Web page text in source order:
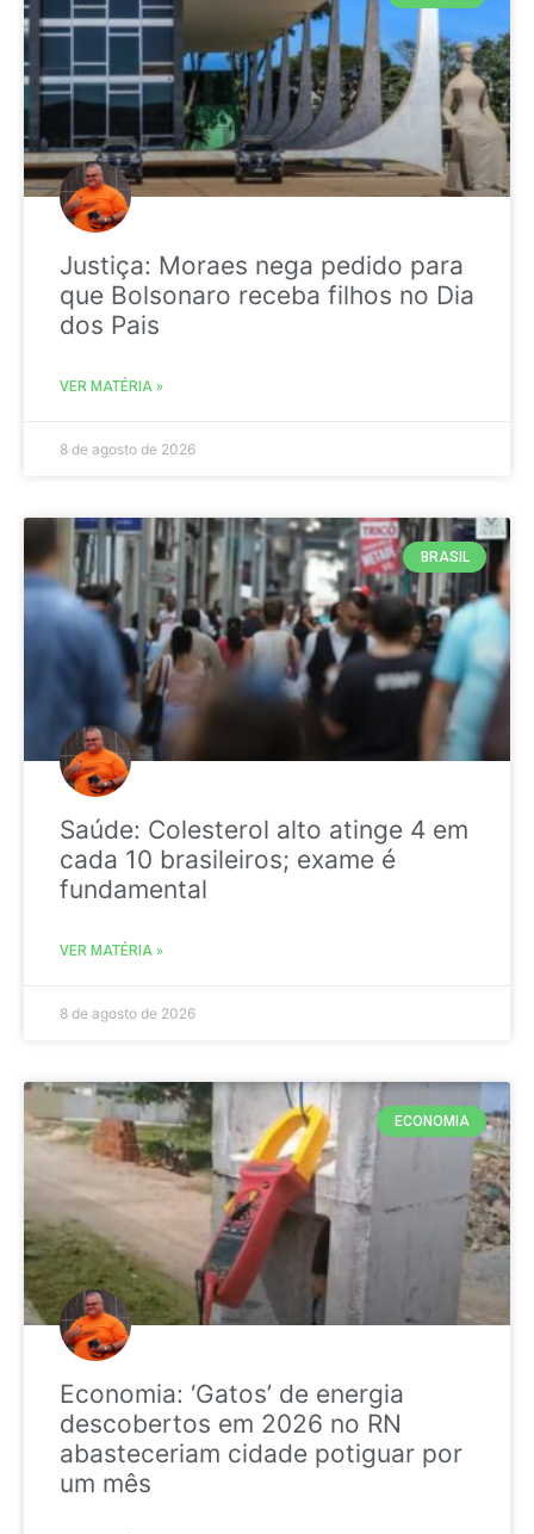
Justiça: Moraes nega pedido para
que Bolsonaro receba filhos no Dia
dos Pais
VER MATÉRIA »
8 de agosto de 2026
BRASIL
Saúde: Colesterol alto atinge 4 em
cada 10 brasileiros; exame é
fundamental
VER MATÉRIA »
8 de agosto de 2026
ECONOMIA
Economia: ‘Gatos’ de energia
descobertos em 2026 no RN
abasteceriam cidade potiguar por
um mês